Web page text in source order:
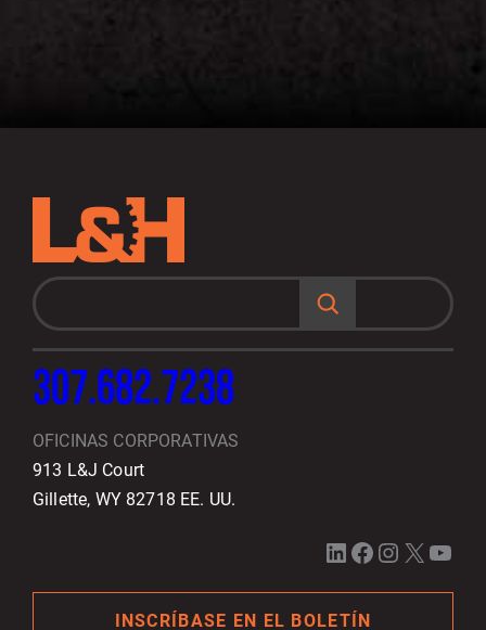
u
a
307.682.7238
OFICINAS CORPORATIVAS
913 L&J Court
Gillette, WY 82718 EE. UU.
LinkedIn Facebook Instagram X YouTube
INSCRÍBASE EN EL BOLETÍN